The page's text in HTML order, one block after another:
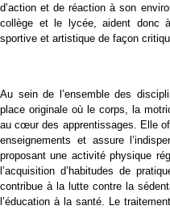
d’action et de réaction à son
collège et le lycée, aident donc à
sportive et artistique de façon
Au sein de l’ensemble des
place originale où le corps, la
au cœur des apprentissages. Elle
enseignements et assure
proposant une activité physique
l’acquisition d’habitudes de
contribue à la lutte contre la
l’éducation à la santé. Le